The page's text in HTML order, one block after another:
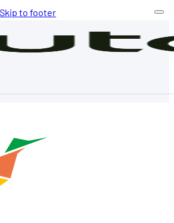
Skip to footer